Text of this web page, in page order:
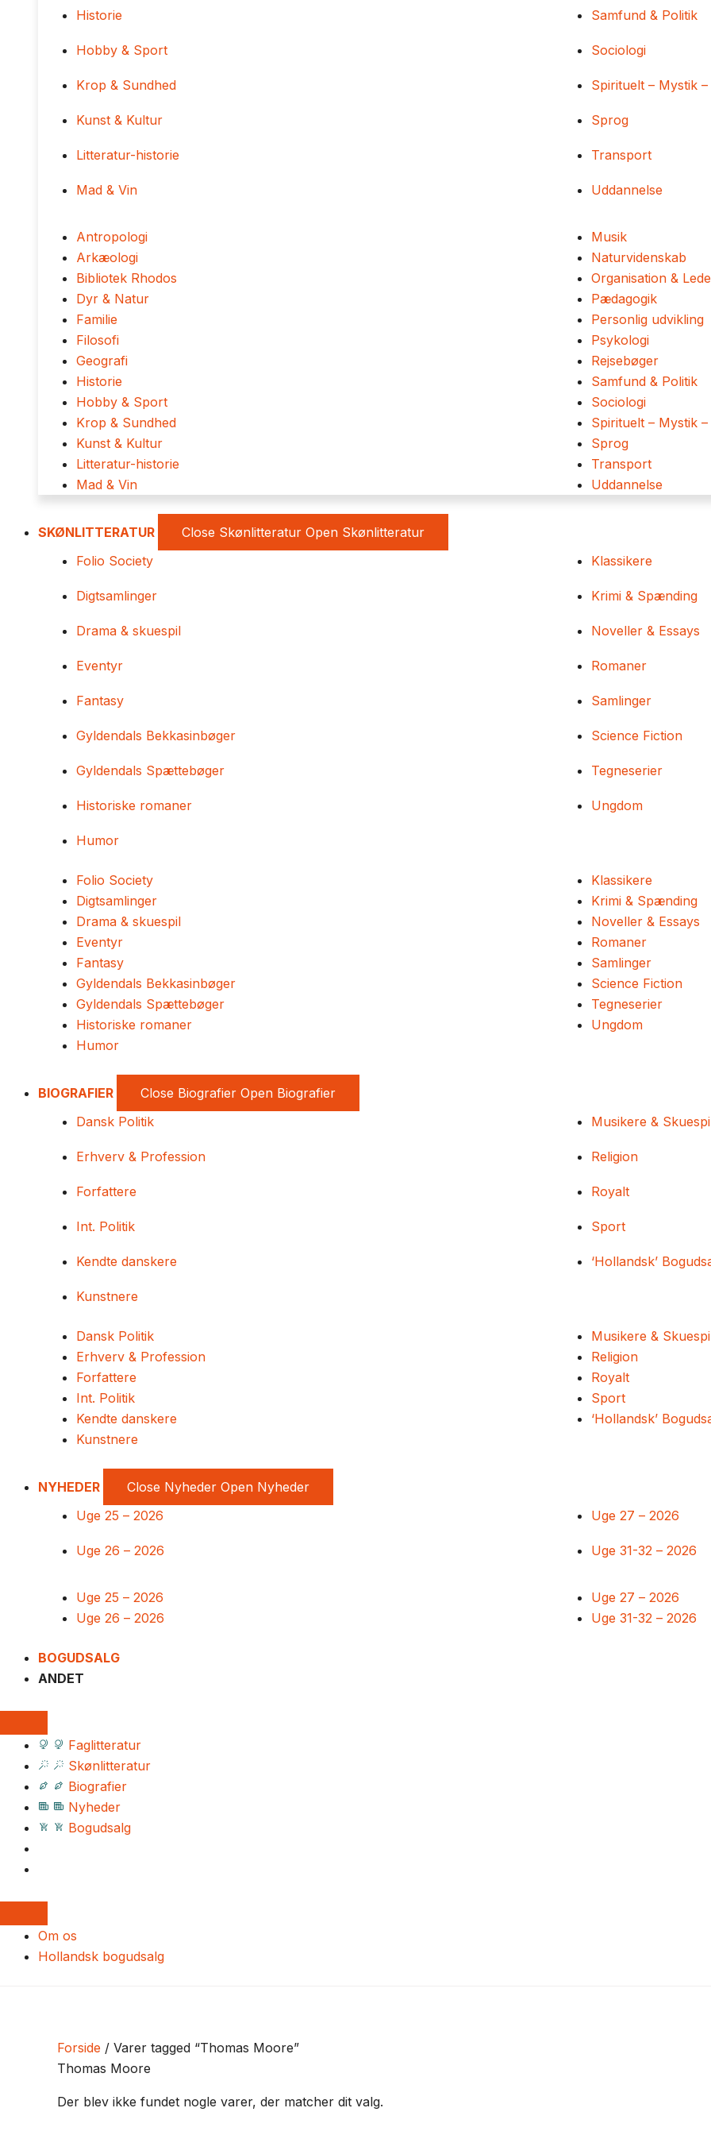
Historie
Hobby & Sport
Krop & Sundhed
Kunst & Kultur
Litteratur-historie
Mad & Vin
Samfund & Politik
Sociologi
Spirituelt – Mystik
Sprog
Transport
Uddannelse
Antropologi
Arkæologi
Bibliotek Rhodos
Dyr & Natur
Familie
Filosofi
Geografi
Historie
Hobby & Sport
Krop & Sundhed
Kunst & Kultur
Litteratur-historie
Mad & Vin
Musik
Naturvidenskab
Organisation &
Pædagogik
Personlig udvikling
Psykologi
Rejsebøger
Samfund & Politik
Sociologi
Spirituelt – Mystik
Sprog
Transport
Uddannelse
SKØNLITTERATUR Close Skønlitteratur Open Skønlitteratur
Folio Society
Digtsamlinger
Drama & skuespil
Eventyr
Fantasy
Gyldendals Bekkasinbøger
Gyldendals Spættebøger
Historiske romaner
Humor
Klassikere
Krimi & Spænding
Noveller & Essays
Romaner
Samlinger
Science Fiction
Tegneserier
Ungdom
Folio Society
Digtsamlinger
Drama & skuespil
Eventyr
Fantasy
Gyldendals Bekkasinbøger
Gyldendals Spættebøger
Historiske romaner
Humor
Klassikere
Krimi & Spænding
Noveller & Essays
Romaner
Samlinger
Science Fiction
Tegneserier
Ungdom
BIOGRAFIER Close Biografier Open Biografier
Dansk Politik
Erhverv & Profession
Forfattere
Int. Politik
Kendte danskere
Kunstnere
Musikere &
Religion
Royalt
Sport
‘Hollandsk’
Dansk Politik
Erhverv & Profession
Forfattere
Int. Politik
Kendte danskere
Kunstnere
Musikere &
Religion
Royalt
Sport
‘Hollandsk’
NYHEDER Close Nyheder Open Nyheder
Uge 25 – 2026
Uge 26 – 2026
Uge 27 – 2026
Uge 31-32 – 2026
Uge 25 – 2026
Uge 26 – 2026
Uge 27 – 2026
Uge 31-32 – 2026
BOGUDSALG
ANDET
Faglitteratur
Skønlitteratur
Biografier
Nyheder
Bogudsalg
Om os
Hollandsk bogudsalg
Forside / Varer tagged “Thomas Moore”
Thomas Moore
Der blev ikke fundet nogle varer, der matcher dit valg.